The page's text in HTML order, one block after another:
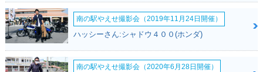
南の駅やえせ撮影会（2019年11月24日開催）
ハッシーさん:シャドウ４００(ホンダ)
南の駅やえせ撮影会（2020年6月28日開催）